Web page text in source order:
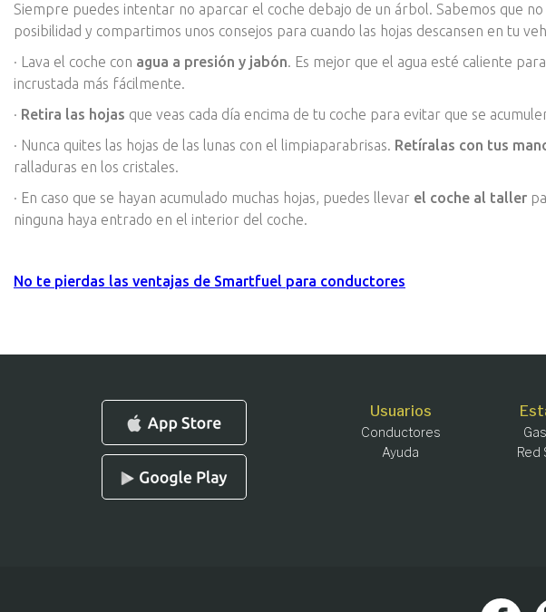
Siempre puedes intentar no aparcar el coche debajo de un árbol. Sabemos que
posibilidad y compartimos unos consejos para cuando las hojas descansen en tu
· Lava el coche con agua a presión y jabón. Es mejor que el agua esté caliente
incrustada más fácilmente.
· Retira las hojas que veas cada día encima de tu coche para evitar que se
· Nunca quites las hojas de las lunas con el limpiaparabrisas. Retíralas con tus
ralladuras en los cristales.
· En caso que se hayan acumulado muchas hojas, puedes llevar el coche al taller
ninguna haya entrado en el interior del coche.
No te pierdas las ventajas de Smartfuel para conductores
Usuarios
Conductores
Ayuda
Red